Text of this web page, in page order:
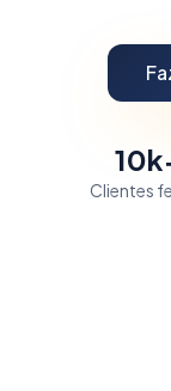
Clientes